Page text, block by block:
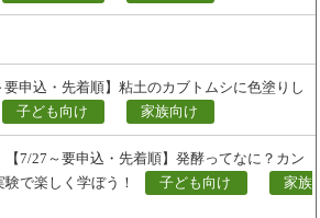
要申込・先着順】粘土のカブトムシに色塗りし
子ども向け 家族向け
【7/27～要申込・先着順】発酵ってなに？カン
験で楽しく学ぼう！
子ども向け
家族